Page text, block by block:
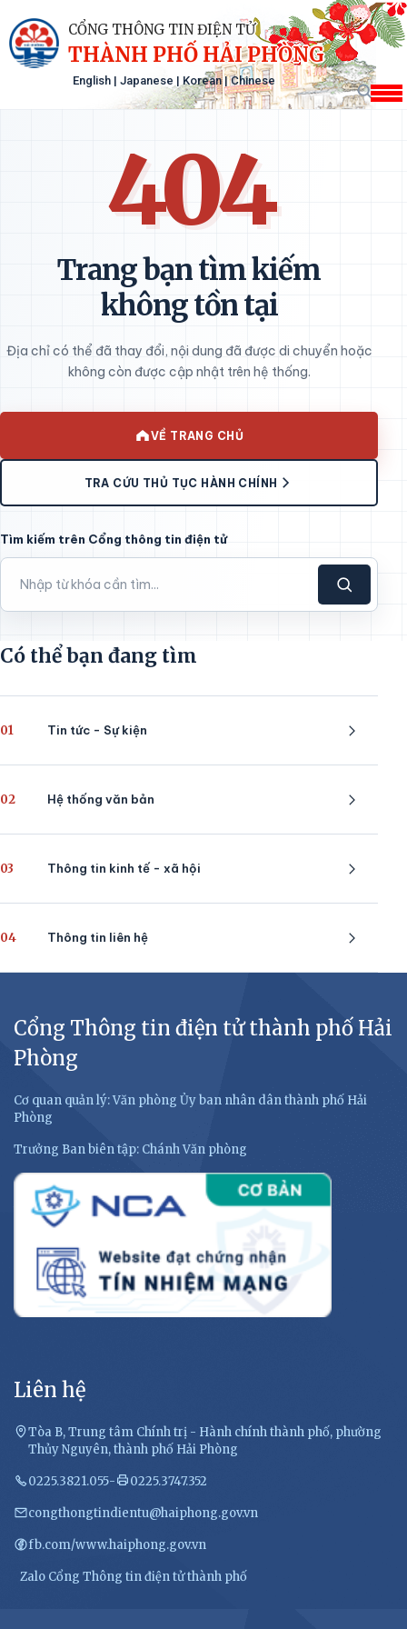
CỔNG THÔNG TIN ĐIỆN TỬ
THÀNH PHỐ HẢI PHÒNG
English | Japanese | Korean|Chinese
404
Trang bạn tìm kiếm
không tồn tại
Địa chỉ có thể đã thay đổi, nội dung đã được di chuyển hoặc
không còn được cập nhật trên hệ thống.
VỀ TRANG CHỦ
TRA CỨU THỦ TỤC HÀNH CHÍNH
Tìm kiếm trên Cổng thông tin điện tử
Có thể bạn đang tìm
01 Tin tức - Sự kiện
02 Hệ thống văn bản
03 Thông tin kinh tế - xã hội
04 Thông tin liên hệ
Cổng Thông tin điện tử thành phố Hải
Phòng
Cơ quan quản lý: Văn phòng Ủy ban nhân dân thành phố Hải
Phòng
Trưởng Ban biên tập: Chánh Văn phòng
Liên hệ
Tòa B, Trung tâm Chính trị - Hành chính thành phố, phường
Thủy Nguyên, thành phố Hải Phòng
0225.3821.055- 0225.3747.352
congthongtindientu@haiphong.gov.vn
fb.com/www.haiphong.gov.vn
Zalo Cổng Thông tin điện tử thành phố